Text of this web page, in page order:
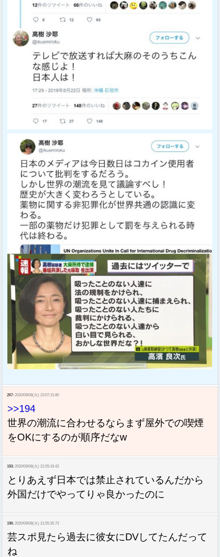
267: 2020/09/08(火) 22:07:15.80
>>194
世界の潮流に合わせるならまず屋外での喫煙
をOKにするのが順序だなw
193: 2020/09/08(火) 21:55:19.42
とりあえず日本では禁止されているんだから
外国だけでやってりゃ良かったのに
196: 2020/09/08(火) 21:55:35.73
芸スポ見たら過去に彼女にDVしてたんだって
ね